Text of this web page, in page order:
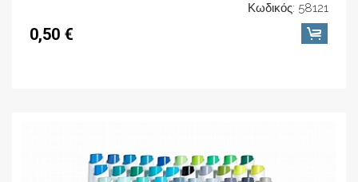
Κωδικός: 58121
0,50 €